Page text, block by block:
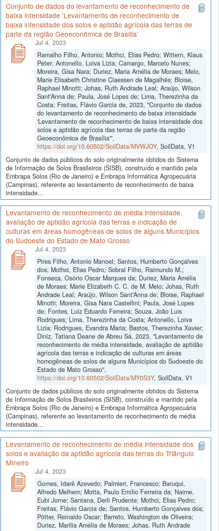
Conjunto de dados do levantamento de reconhecimento de
baixa intensidade 'Levantamento de reconhecimento de
baixa intensidade dos solos e aptidão agrícola das terras de
parte da região Geoeconômica de Brasília'
Jul 4, 2023
Ramalho Filho, Antonio; Mothci, Elias Pedro; Wittern, Klaus
Peter; Antonello, Loiva Lizia; Camargo, Marcelo Nunes;
Moreira, Gisa Nara; Duriez, Maria Amélia de Moraes; Melo,
Marie Elisabeth Christine Claessen de Magalhẽs; Bloise,
Raphael Minotti; Johas, Ruth Andrade Leal; Araújo, Wilson
Sant'Anna de; Paula, José Lopes de; Lima, Therezinha da
Costa; Freitas, Flávio Garcia de, 2023, "Conjunto de dados
do levantamento de reconhecimento de baixa intensidade
'Levantamento de reconhecimento de baixa intensidade dos
solos e aptidão agrícola das terras de parte da região
Geoeconômica de Brasília'",
https://doi.org/10.60502/SoilData/MVWJOY, SoilData, V1
Conjunto de dados públicos do solo originalmente obtidos do Sistema
de Informação de Solos Brasileiros (SISB), construído e mantido pela
Embrapa Solos (Rio de Janeiro) e Embrapa Informática Agropecuária
(Campinas), referente ao levantamento de reconhecimento de baixa
intensidade...
Levantamento de reconhecimento de média intensidade,
avaliação de aptidão agrícola das terras e indicação de
culturas em áreas homogêneas de solos de alguns Municípios
do Sudoeste do Estado de Mato Grosso
Jul 4, 2023
Pires Filho, Antonio Manoel; Santos, Humberto Gonçalves
dos; Mothci, Elias Pedro; Sobral Filho, Raimundo M.;
Fonseca, Osório Oscar Marques da; Duriez, Maria Amélia
de Moraes; Marie Elizabeth C. C. de M. Melo; Johas, Ruth
Andrade Leal; Araújo, Wilson Sant'Anna de; Bloise, Raphael
Minotti; Moreira, Gisa Nara Castellini; Paula, José Lopes
de; Fontes, Luiz Eduardo Ferreira; Souza, João Luis
Rodrigues; Lima, Therezinha da Costa; Antonello, Loiva
Lizia; Rodrigues, Evandra Maria; Bastos, Therezinha Xavier;
Diniz, Tatiana Deane de Abreu Sá, 2023, "Levantamento de
reconhecimento de média intensidade, avaliação de aptidão
agrícola das terras e indicação de culturas em áreas
homogêneas de solos de alguns Municípios do Sudoeste do
Estado de Mato Grosso",
https://doi.org/10.60502/SoilData/MY0S3Y, SoilData, V1
Conjunto de dados públicos do solo originalmente obtidos do Sistema
de Informação de Solos Brasileiros (SISB), construído e mantido pela
Embrapa Solos (Rio de Janeiro) e Embrapa Informática Agropecuária
(Campinas), referente ao levantamento de reconhecimento de média
intensidade...
Levantamento de reconhecimento de média intensidade dos
solos e avaliação da aptidão agrícola das terras do Triângulo
Mineiro
Jul 4, 2023
Gomes, Idarê Azevedo; Palmieri, Francesco; Baruqui,
Alfredo Melhem; Motta, Paulo Emílio Ferreira da; Naime,
Eubi Jorne; Santana, Derli Prudente; Mothci, Elias Pedro;
Freitas, Flávio Garcia de; Santos, Humberto Gonçalves dos;
Pötter, Reinaldo Oscar; Barreto, Washington de Oliveira;
Duriez, Marilia Amélia de Moraes; Johas, Ruth Andrade